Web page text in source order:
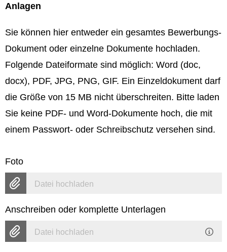
Anlagen
Sie können hier entweder ein gesamtes Bewerbungs-
Dokument oder einzelne Dokumente hochladen.
Folgende Dateiformate sind möglich: Word (doc,
docx), PDF, JPG, PNG, GIF. Ein Einzeldokument darf
die Größe von 15 MB nicht überschreiten. Bitte laden
Sie keine PDF- und Word-Dokumente hoch, die mit
einem Passwort- oder Schreibschutz versehen sind.
Foto
Datei hochladen
Anschreiben oder komplette Unterlagen
Datei hochladen